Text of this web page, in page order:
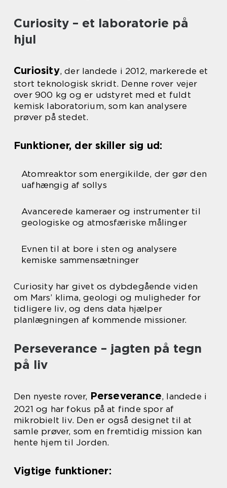
Curiosity – et laboratorie på
hjul
Curiosity, der landede i 2012, markerede et
stort teknologisk skridt. Denne rover vejer
over 900 kg og er udstyret med et fuldt
kemisk laboratorium, som kan analysere
prøver på stedet.
Funktioner, der skiller sig ud:
Atomreaktor som energikilde, der gør den
uafhængig af sollys
Avancerede kameraer og instrumenter til
geologiske og atmosfæriske målinger
Evnen til at bore i sten og analysere
kemiske sammensætninger
Curiosity har givet os dybdegående viden
om Mars’ klima, geologi og muligheder for
tidligere liv, og dens data hjælper
planlægningen af kommende missioner.
Perseverance – jagten på tegn
på liv
Den nyeste rover, Perseverance, landede i
2021 og har fokus på at finde spor af
mikrobielt liv. Den er også designet til at
samle prøver, som en fremtidig mission kan
hente hjem til Jorden.
Vigtige funktioner: